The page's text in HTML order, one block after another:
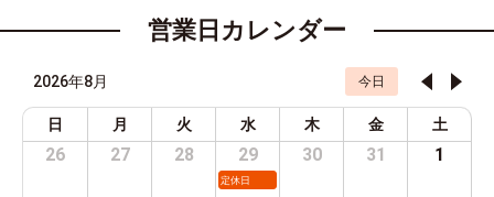
営業日カレンダー
2026年8月 今日
日 月 火 水 木 金 土
26 27 28 29
定休日
30 31 1